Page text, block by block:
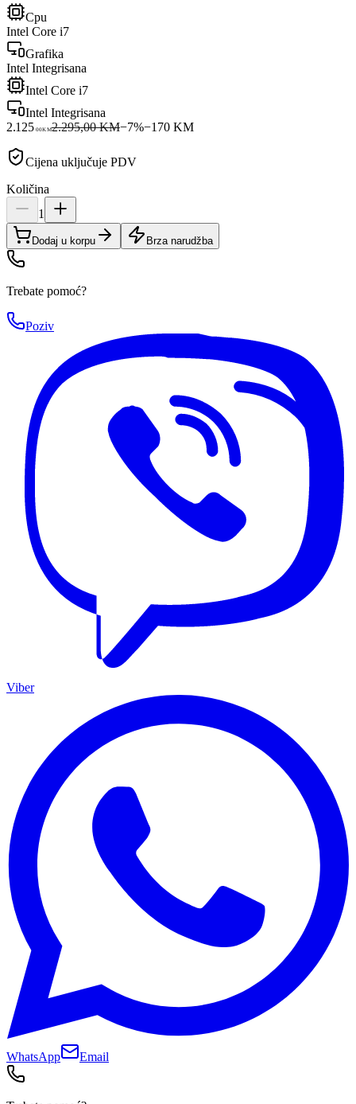
Cpu
Intel Core i7
Grafika
Intel Integrisana
Intel Core i7
Intel Integrisana
2.125 00KM2.295,00 KM−7%−170KM
Cijena uključuje PDV
Količina
1
Dodaj u korpu Brza narudžba
Trebate pomoć?
Poziv
Viber
WhatsApp Email